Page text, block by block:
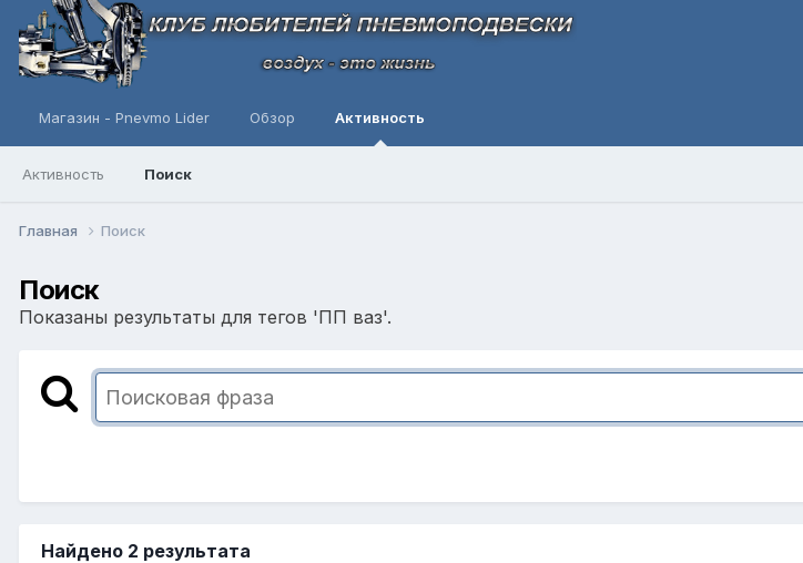
Магазин - Pnevmo Lider Обзор Активность
Активность Поиск
Главная Поиск
Поиск
Показаны результаты для тегов 'ПП ваз'.
Найдено 2 результата